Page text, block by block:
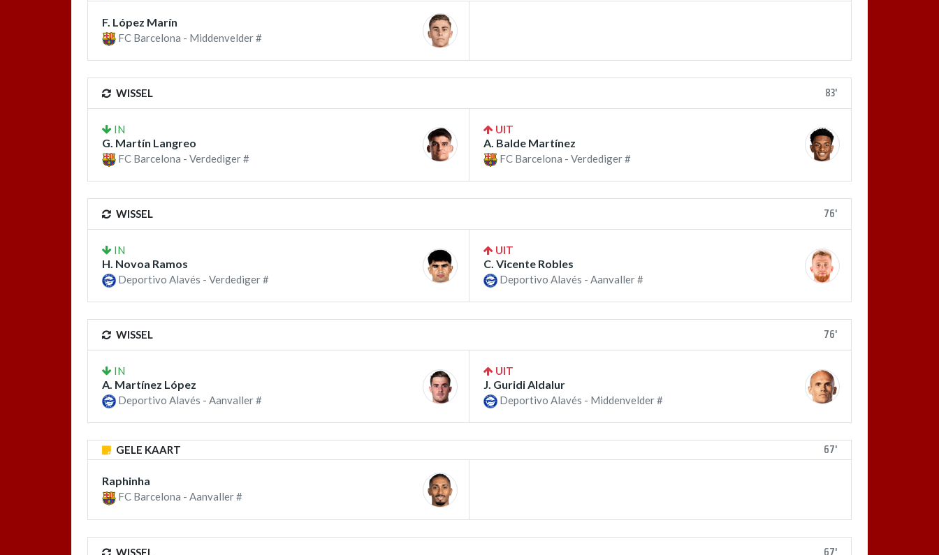
F. López Marín
FC Barcelona - Middenvelder #
WISSEL 83'
IN
G. Martín Langreo
FC Barcelona - Verdediger #
UIT
A. Balde Martínez
FC Barcelona - Verdediger #
WISSEL 76'
IN
H. Novoa Ramos
Deportivo Alavés - Verdediger #
UIT
C. Vicente Robles
Deportivo Alavés - Aanvaller #
WISSEL 76'
IN
A. Martínez López
Deportivo Alavés - Aanvaller #
UIT
J. Guridi Aldalur
Deportivo Alavés - Middenvelder #
GELE KAART 67'
Raphinha
FC Barcelona - Aanvaller #
WISSEL